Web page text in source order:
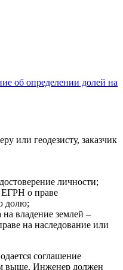
об определении долей на
или геодезисту, заказчик
личности;
ЕГРН о праве
долю;
владение землей –
на наследование или
соглашение
выше. Инженер должен